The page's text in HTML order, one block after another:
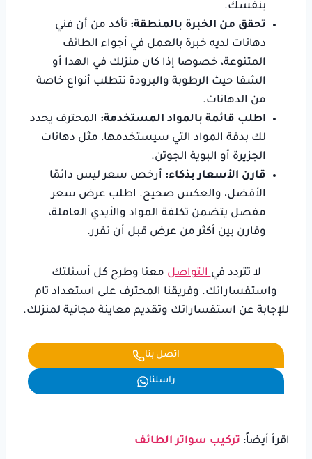
بنفسك.
تحقق من الخبرة بالمنطقة: تأكد من أن فني
دهانات لديه خبرة بالعمل في أجواء الطائف
المتنوعة، خصوصا إذا كان منزلك في الهدا أو
الشفا حيث الرطوبة والبرودة تتطلب أنواع خاصة
من الدهانات.
اطلب قائمة بالمواد المستخدمة: المحترف يحدد
لك بدقة المواد التي سيستخدمها، مثل دهانات
الجزيرة أو البوية الجوتن.
قارن الأسعار بذكاء: أرخص سعر ليس دائمًا
الأفضل، والعكس صحيح. اطلب عرض سعر
مفصل يتضمن تكلفة المواد والأيدي العاملة،
وقارن بين أكثر من عرض قبل أن تقرر.
لا تتردد فيالتواصل معنا وطرح كل أسئلتك
واستفساراتك. وفريقنا المحترف على استعداد تام
للإجابة عن استفساراتك وتقديم معاينة مجانية لمنزلك.
اتصل بنا
راسلنا
اقرأ أيضاً: تركيب سواتر الطائف